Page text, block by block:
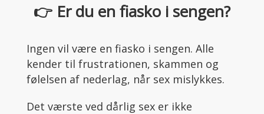
👉 Er du en fiasko i sengen?
Ingen vil være en fiasko i sengen. Alle
kender til frustrationen, skammen og
følelsen af nederlag, når sex mislykkes.
Det værste ved dårlig sex er ikke